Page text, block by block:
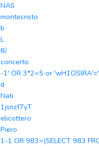
NAS
montecristo
b
L
8/
concerto
-1' OR 3*2<5 or 'wH1OSlRA'='
d
Nati
1jsnzf7yT
elicottero
Piero
1-1 OR 983=(SELECT 983